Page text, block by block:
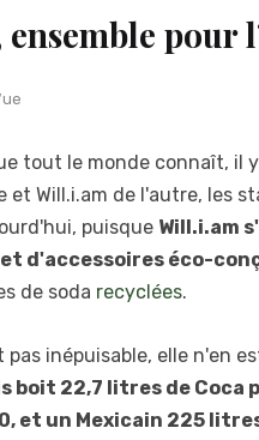
pour
tout le monde connaît, il
et Will.i.am de l'autre, les
puisque Will.i.am
d'accessoires éco-
de soda recyclées.
pas inépuisable, elle n'en
boit 22,7 litres de Coca
et un Mexicain 225